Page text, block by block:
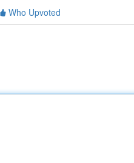
Who Upvoted